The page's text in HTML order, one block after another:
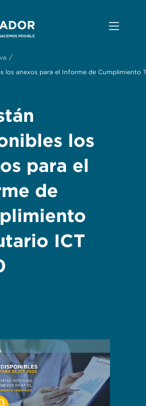
/
los anexos para el Informe de Cumplimiento
los
para el
de
ICT